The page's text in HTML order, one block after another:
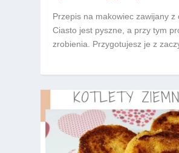
Przepis na makowiec zawijany z
Ciasto jest pyszne, a przy tym
zrobienia. Przygotujesz je z